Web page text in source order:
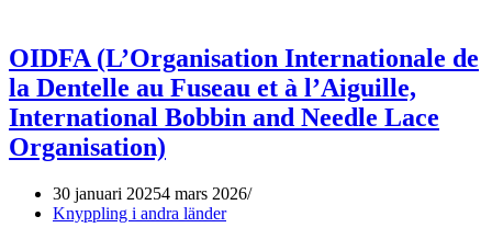
OIDFA (L’Organisation Internationale de
la Dentelle au Fuseau et à l’Aiguille,
International Bobbin and Needle Lace
Organisation)
30 januari 20254 mars 2026
Knyppling i andra länder